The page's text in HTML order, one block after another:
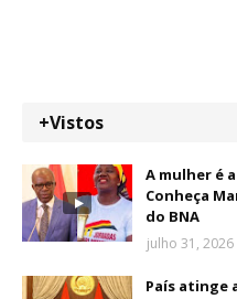
+Vistos
A mulher é
Conheça
do BNA
julho 31, 2026
País atinge